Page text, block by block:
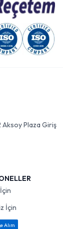
Aksoy Plaza Giriş
İçin
Alım